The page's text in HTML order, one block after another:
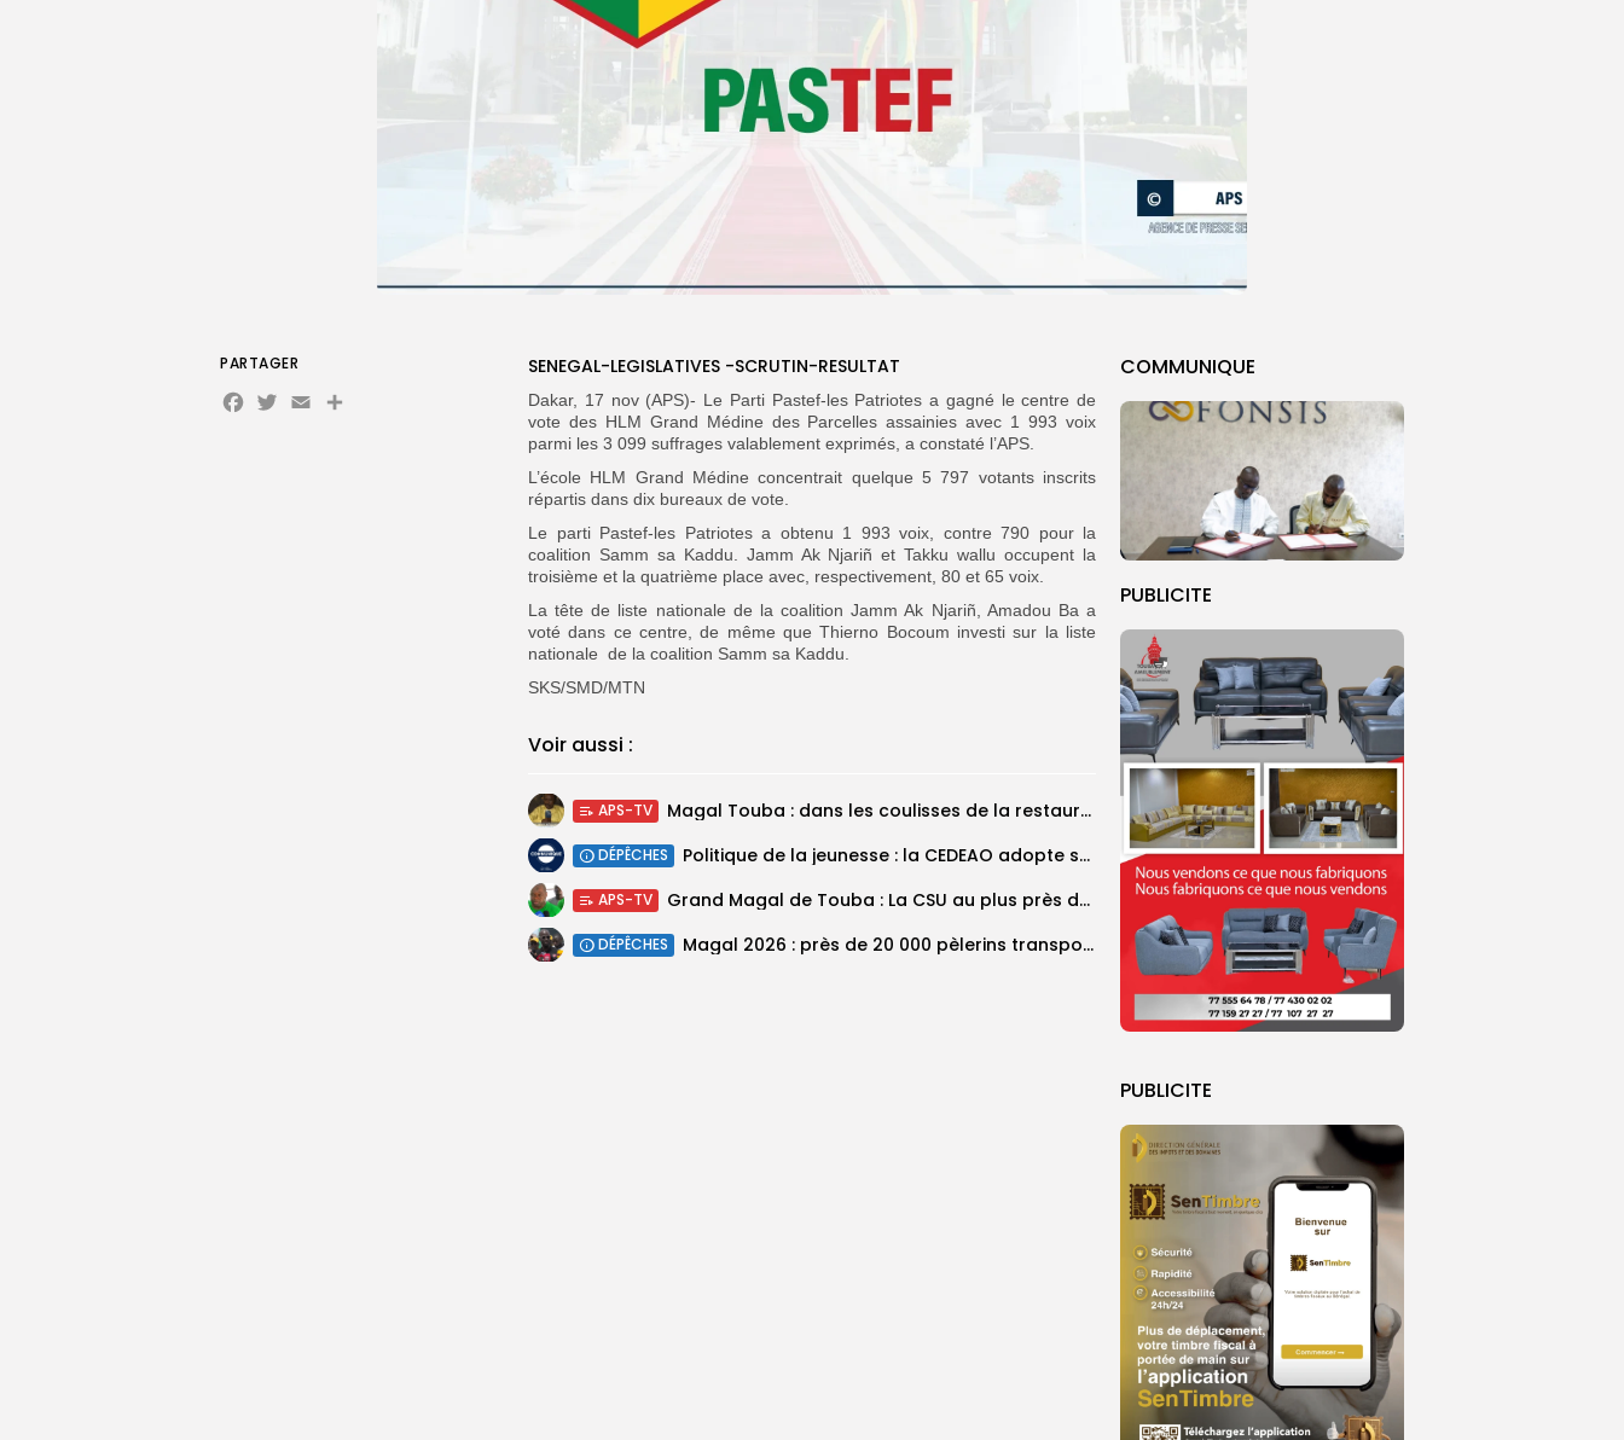
COMMUNIQUE
PUBLICITE
PUBLICITE
SENEGAL-LEGISLATIVES -SCRUTIN-RESULTAT
Dakar, 17 nov (APS)- Le Parti Pastef-les Patriotes a gagné le centre de
vote des HLM Grand Médine des Parcelles assainies avec 1 993 voix
parmi les 3 099 suffrages valablement exprimés, a constaté l’APS.
L’école HLM Grand Médine concentrait quelque 5 797 votants inscrits
répartis dans dix bureaux de vote.
Le parti Pastef-les Patriotes a obtenu 1 993 voix, contre 790 pour la
coalition Samm sa Kaddu. Jamm Ak Njariñ et Takku wallu occupent la
troisième et la quatrième place avec, respectivement, 80 et 65 voix.
La tête de liste nationale de la coalition Jamm Ak Njariñ, Amadou Ba a
voté dans ce centre, de même que Thierno Bocoum investi sur la liste
nationale de la coalition Samm sa Kaddu.
SKS/SMD/MTN
Voir aussi :
APS-TV Magal Touba : dans les coulisses de la restauration de la presse...
DÉPÊCHES Politique de la jeunesse : la CEDEAO adopte son plan d’actions stratégiques...
APS-TV Grand Magal de Touba : La CSU au plus près des pèlerins
DÉPÊCHES Magal 2026 : près de 20 000 pèlerins transportés vers Touba en...
PARTAGER
Facebook
Twitter
Email